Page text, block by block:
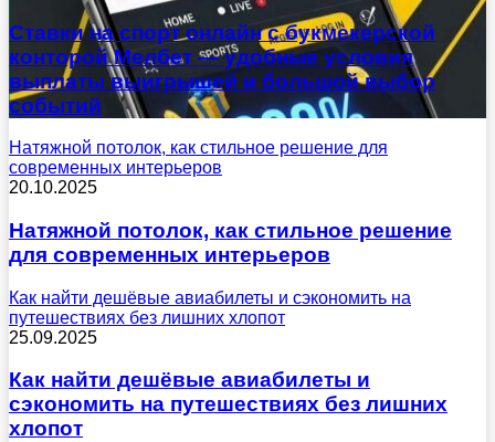
Ставки на спорт онлайн с букмекерской
конторой Мелбет — удобные условия
выплаты выигрышей и большой выбор
событий
Натяжной потолок, как стильное решение для
современных интерьеров
20.10.2025
Натяжной потолок, как стильное решение
для современных интерьеров
Как найти дешёвые авиабилеты и сэкономить на
путешествиях без лишних хлопот
25.09.2025
Как найти дешёвые авиабилеты и
сэкономить на путешествиях без лишних
хлопот